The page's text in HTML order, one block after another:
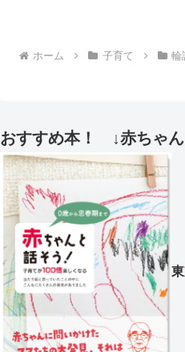
ホーム 子育て 輪
おすすめ本！ ↓赤ちゃ